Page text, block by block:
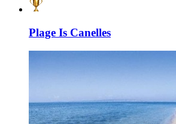
Plage Is Canelles